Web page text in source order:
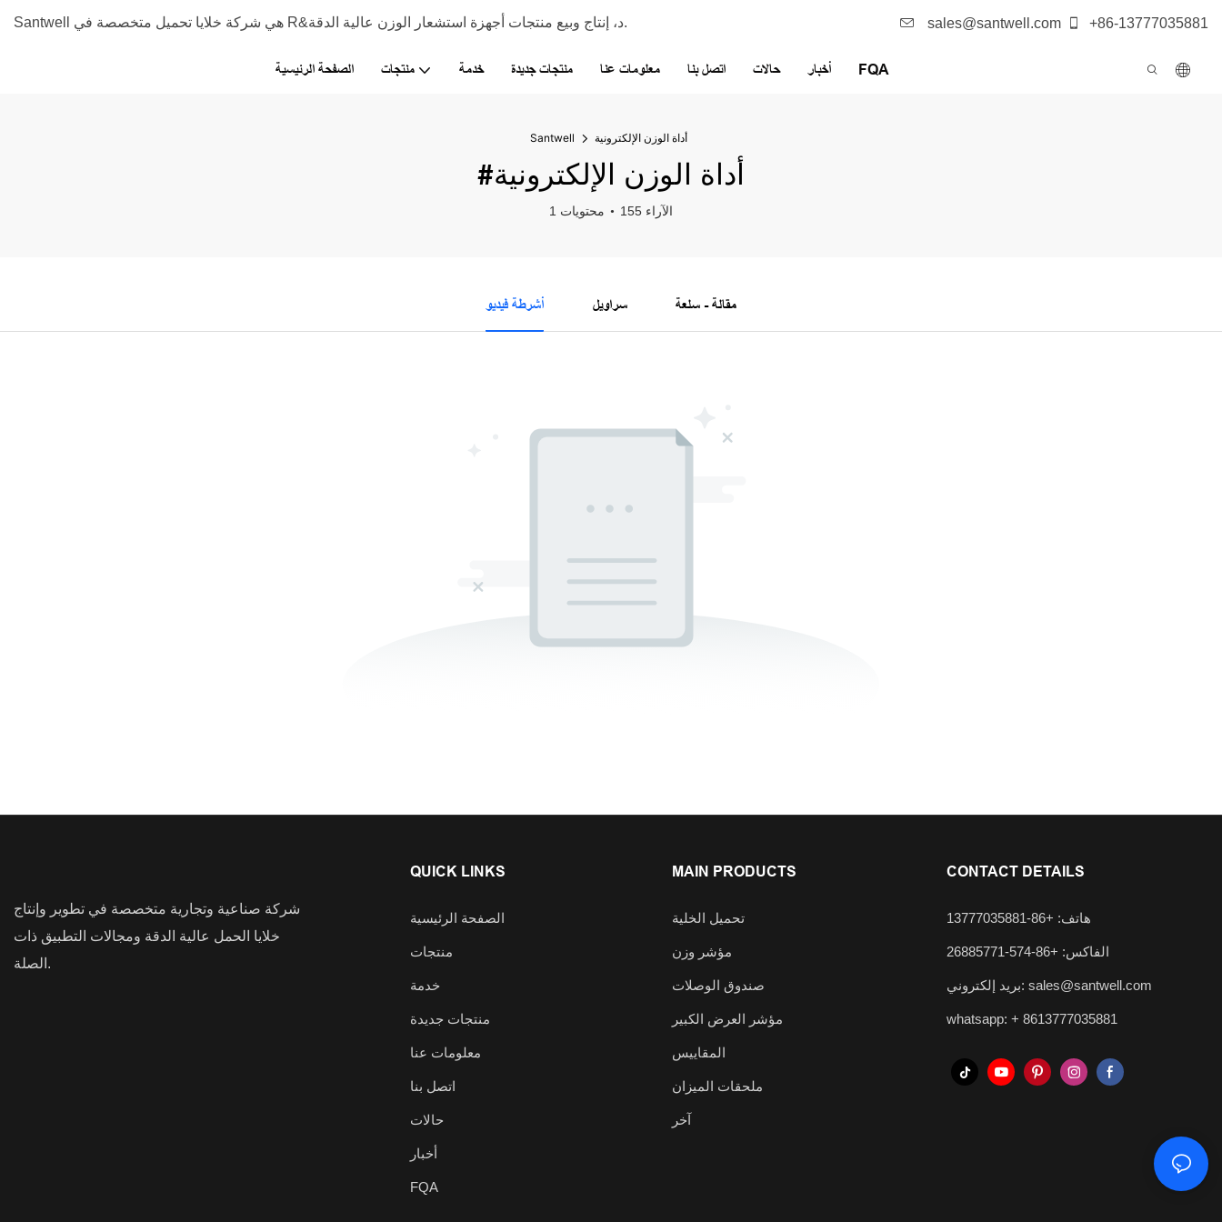
Santwell هي شركة خلايا تحميل متخصصة في R&د، إنتاج وبيع منتجات أجهزة استشعار الوزن عالية الدقة. sales@santwell.com +86-13777035881
الصفحة الرئيسية منتجات خدمة منتجات جديدة معلومات عنا اتصل بنا حالات أخبار FQA
Santwell أداة الوزن الإلكترونية
#أداة الوزن الإلكترونية
1 محتويات 155 الآراء
أشرطة فيديو سراويل مقالة - سلعة
شركة صناعية وتجارية متخصصة في تطوير وإنتاج
خلايا الحمل عالية الدقة ومجالات التطبيق ذات
الصلة.
QUICK LINKS
الصفحة الرئيسية
منتجات
خدمة
منتجات جديدة
معلومات عنا
اتصل بنا
حالات
أخبار
FQA
MAIN PRODUCTS
تحميل الخلية
مؤشر وزن
صندوق الوصلات
مؤشر العرض الكبير
المقاييس
ملحقات الميزان
آخر
CONTACT DETAILS
هاتف: +86-13777035881
الفاكس: +86-574-26885771
بريد إلكتروني: sales@santwell.com
whatsapp: + 8613777035881